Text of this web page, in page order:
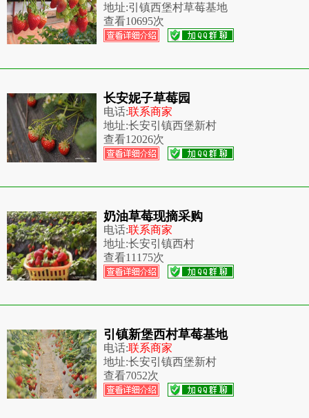
地址:引镇西堡村草莓基地
查看10695次
长安妮子草莓园
电话:联系商家
地址:长安引镇西堡新村
查看12026次
奶油草莓现摘采购
电话:联系商家
地址:长安引镇西村
查看11175次
引镇新堡西村草莓基地
电话:联系商家
地址:长安引镇西堡新村
查看7052次